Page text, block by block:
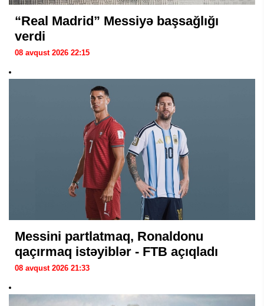
“Real Madrid” Messiyə başsağlığı
verdi
08 avqust 2026 22:15
Messini partlatmaq, Ronaldonu
qaçırmaq istəyiblər - FTB açıqladı
08 avqust 2026 21:33